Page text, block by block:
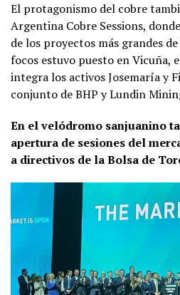
El protagonismo del cobre
Argentina Cobre Sessions,
de los proyectos más grandes
focos estuvo puesto en Vicuña,
integra los activos Josemaría y
conjunto de BHP y Lundin
En el velódromo sanjuanino
apertura de sesiones del
a directivos de la Bolsa de